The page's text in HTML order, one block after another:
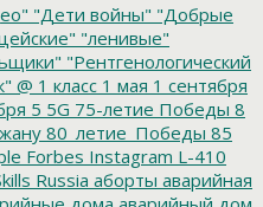
"Дети войны" "Добрые
"ленивые"
"Рентгенологический
@ 1 класс 1 мая 1 сентября
5 5G 75-летие Победы 8
80_летие_Победы 85
Forbes Instagram L-410
Russia аборты аварийная